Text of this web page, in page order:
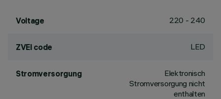
Voltage 220 - 240
ZVEI code LED
Stromversorgung
Elektronisch
Stromversorgung nicht
enthalten